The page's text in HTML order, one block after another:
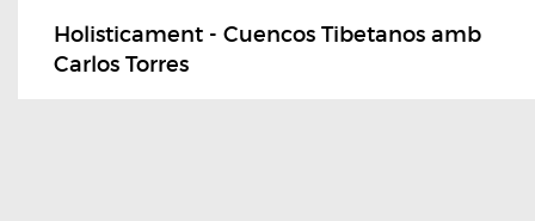
Holisticament - Cuencos Tibetanos amb
Carlos Torres